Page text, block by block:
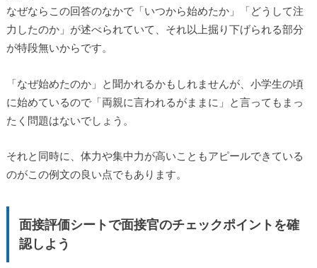
なぜならこの回答のなかで「いつから始めたか」「どうして注
力したのか」が述べられていて、それ以上掘り下げられる部分
が特段無いからです。
「なぜ始めたのか」と聞かれるかもしれませんが、小学生の頃
に始めているので「両親に言われるがままに」と言ってもまっ
たく問題はないでしょう。
それと同時に、体力や集中力が高いこともアピールできている
のがこの例文の良い点でもあります。
面接評価シートで面接官のチェックポイントを確
認しよう